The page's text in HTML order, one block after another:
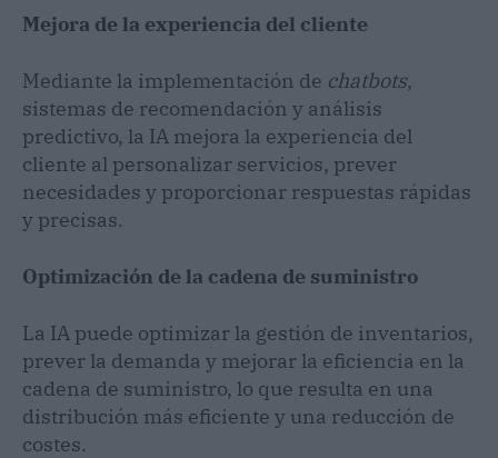
Mejora de la experiencia del cliente
Mediante la implementación de chatbots,
sistemas de recomendación y análisis
predictivo, la IA mejora la experiencia del
cliente al personalizar servicios, prever
necesidades y proporcionar respuestas rápidas
y precisas.
Optimización de la cadena de suministro
La IA puede optimizar la gestión de inventarios,
prever la demanda y mejorar la eficiencia en la
cadena de suministro, lo que resulta en una
distribución más eficiente y una reducción de
costes.